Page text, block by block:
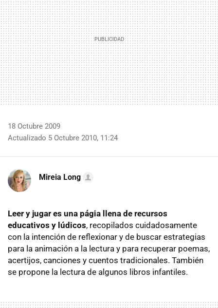
18 Octubre 2009
Actualizado 5 Octubre 2010, 11:24
Mireia Long
Leer y jugar es una págia llena de recursos
educativos y lúdicos, recopilados cuidadosamente
con la intención de reflexionar y de buscar estrategias
para la animación a la lectura y para recuperar poemas,
acertijos, canciones y cuentos tradicionales. También
se propone la lectura de algunos libros infantiles.